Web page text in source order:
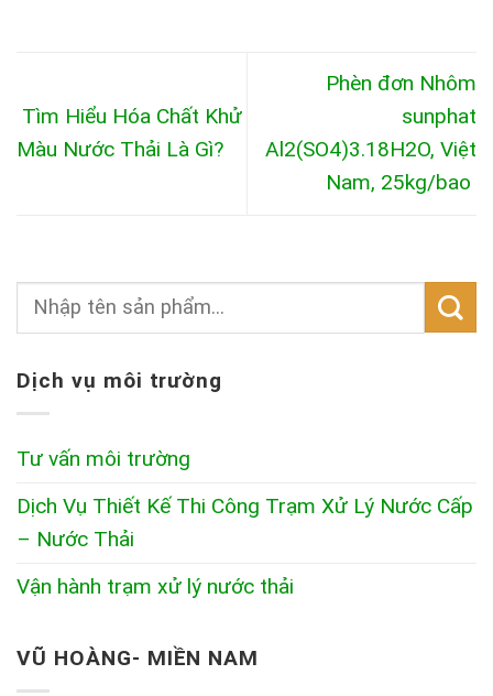
Tìm Hiểu Hóa Chất Khử
Màu Nước Thải Là Gì?
Phèn đơn Nhôm
sunphat
Al2(SO4)3.18H2O, Việt
Nam, 25kg/bao
Dịch vụ môi trường
Tư vấn môi trường
Dịch Vụ Thiết Kế Thi Công Trạm Xử Lý Nước Cấp
– Nước Thải
Vận hành trạm xử lý nước thải
VŨ HOÀNG- MIỀN NAM